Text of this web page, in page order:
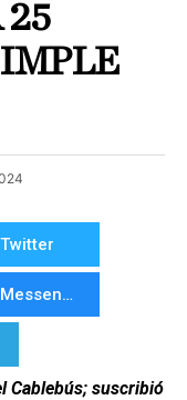
25
Twitter
Messenger
Cablebús; suscribió